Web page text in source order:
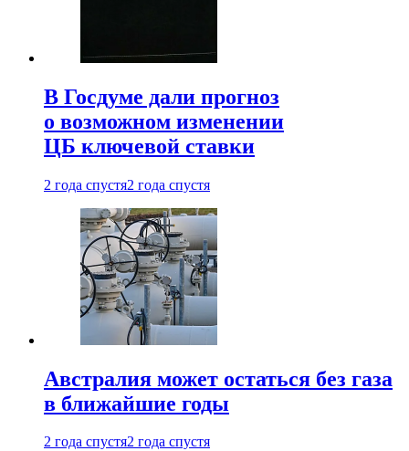
В Госдуме дали прогноз
о возможном изменении
ЦБ ключевой ставки
2 года спустя2 года спустя
Австралия может остаться без газа
в ближайшие годы
2 года спустя2 года спустя